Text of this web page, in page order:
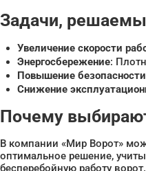
Задачи,
Увеличение скорости
Энергосбережение:
Повышение безопасности
Снижение
Почему
В компании «Мир Ворот»
оптимальное решение,
бесперебойную работу ворот.